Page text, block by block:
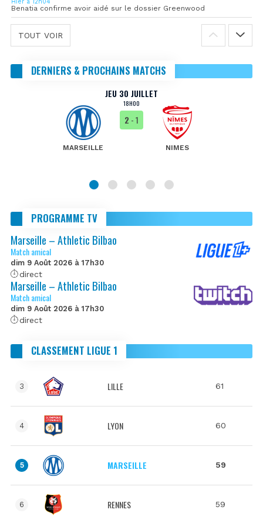
Benatia confirme avoir aidé sur le dossier Greenwood
TOUT VOIR
DERNIERS & PROCHAINS MATCHS
JEU 30 JUILLET
18H00
MARSEILLE
2 - 1
NIMES
PROGRAMME TV
Marseille – Athletic Bilbao
Match amical
dim 9 Août 2026 à 17h30
direct
Marseille – Athletic Bilbao
Match amical
dim 9 Août 2026 à 17h30
direct
CLASSEMENT LIGUE 1
3 LILLE 61
4 LYON 60
5 MARSEILLE 59
6 RENNES 59